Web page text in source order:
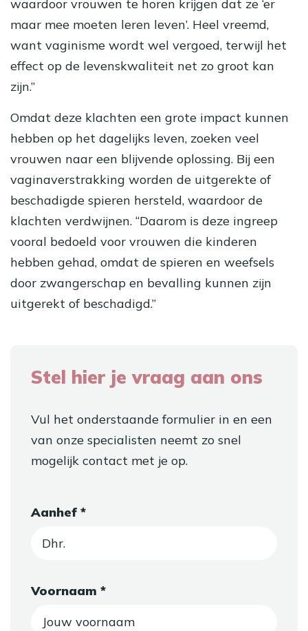
waardoor vrouwen te horen krijgen dat ze ‘er
maar mee moeten leren leven’. Heel vreemd,
want vaginisme wordt wel vergoed, terwijl het
effect op de levenskwaliteit net zo groot kan
zijn.”
Omdat deze klachten een grote impact kunnen
hebben op het dagelijks leven, zoeken veel
vrouwen naar een blijvende oplossing. Bij een
vaginaverstrakking worden de uitgerekte of
beschadigde spieren hersteld, waardoor de
klachten verdwijnen. “Daarom is deze ingreep
vooral bedoeld voor vrouwen die kinderen
hebben gehad, omdat de spieren en weefsels
door zwangerschap en bevalling kunnen zijn
uitgerekt of beschadigd.”
Stel hier je vraag aan ons
Vul het onderstaande formulier in en een
van onze specialisten neemt zo snel
mogelijk contact met je op.
Aanhef *
Voornaam *